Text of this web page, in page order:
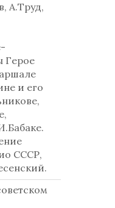
А.Труд,
Герое
и его
СССР,